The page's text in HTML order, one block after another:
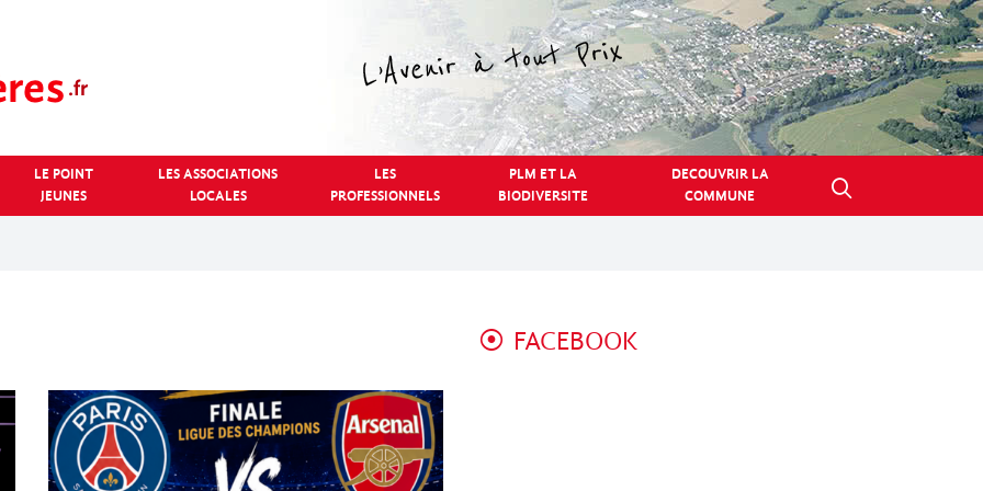
LE POINT
JEUNES
LES ASSOCIATIONS
LOCALES
LES
PROFESSIONNELS
PLM ET LA
BIODIVERSITE
DECOUVRIR LA
COMMUNE
FACEBOOK